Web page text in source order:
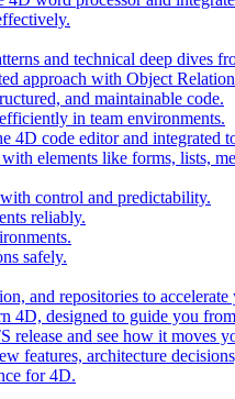
and technical deep dives
approach with Object
and maintainable code.
in team environments.
4D code editor and integrated
elements like forms, lists,
control and predictability.
reliably.
safely.
and repositories to
4D, designed to guide you
release and see how it moves
features, architecture
for 4D.